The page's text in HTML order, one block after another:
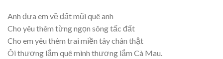
Anh đưa em về đất mũi quê anh
Cho yêu thêm từng ngọn sông tấc đất
Cho em yêu thêm trai miền tây chân thật
Ôi thương lắm quê mình thương lắm Cà Mau.